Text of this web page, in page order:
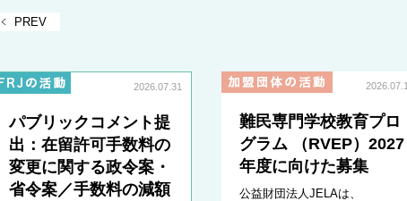
PREV
2026.07.31
パブリックコメント提
出：在留許可手数料の
変更に関する政令案・
省令案／手数料の減額
難民専門学校教育プロ
グラム （RVEP）2027
年度に向けた募集
公益財団法人JELAは、